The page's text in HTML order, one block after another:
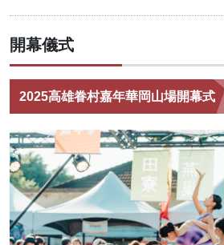
開幕儀式
2025高雄眷村嘉年華岡山場開幕式